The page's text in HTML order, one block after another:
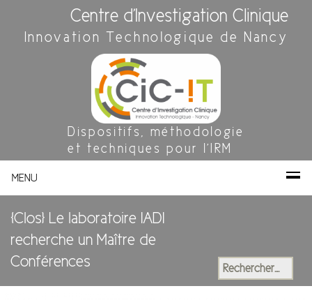
Centre d'Investigation Clinique
Innovation Technologique de Nancy
Dispositifs, méthodologie
et techniques pour l'IRM
MENU
[Clos] Le laboratoire IADI
recherche un Maître de
Conférences
Rechercher :